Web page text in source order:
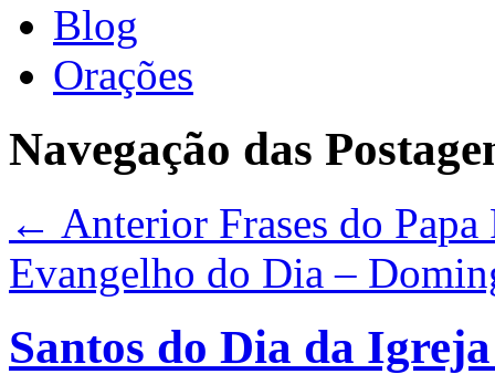
Blog
Orações
Navegação das
← Anterior Frases do
Evangelho do Dia –
Santos do Dia da